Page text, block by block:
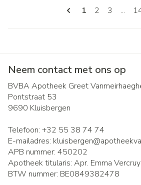
Pagina's
U lees
1 Pagina
2 Pagina
3 ...
Neem contact met ons op
BVBA Apotheek Greet
Pontstraat 53
9690 Kluisbergen
Telefoon: +32 55 38 74 74
E-mailadres: kluisbergen@
APB nummer: 450202
Apotheek titularis: Apr. Emma
BTW nummer: BE0849382478